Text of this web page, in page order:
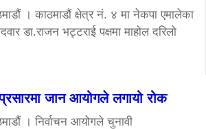
। काठमाडौं क्षेत्र नं. ४ मा नेकपा एमालेका
डा.राजन भट्टराई पक्षमा माहोल दरिलो
जान आयोगले लगायो रोक
। निर्वाचन आयोगले चुनावी